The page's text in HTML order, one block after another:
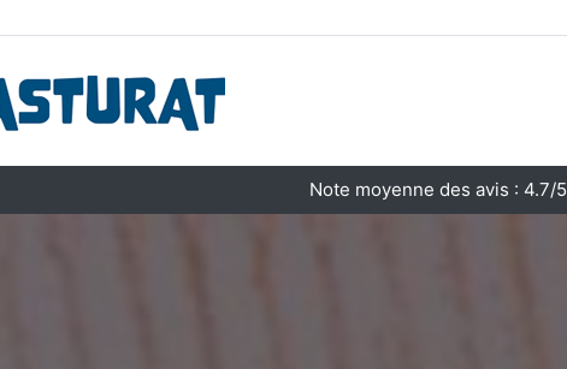
Note moyenne des avis : 4.7/5